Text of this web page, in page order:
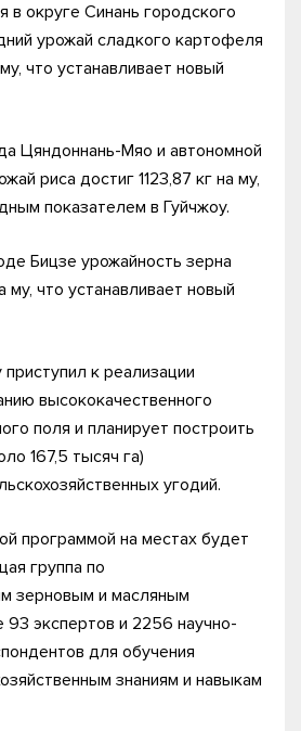
в округе Синань городского
урожай сладкого картофеля
что устанавливает новый
Цяндоннань-Мяо и автономной
риса достиг 1123,87 кг на му,
показателем в Гуйчжоу.
Бицзе урожайность зерна
му, что устанавливает новый
к реализации
высококачественного
поля и планирует построить
167,5 тысяч га)
угодий.
программой на местах будет
группа по
зерновым и масляным
93 экспертов и 2256 научно-
для обучения
знаниям и навыкам